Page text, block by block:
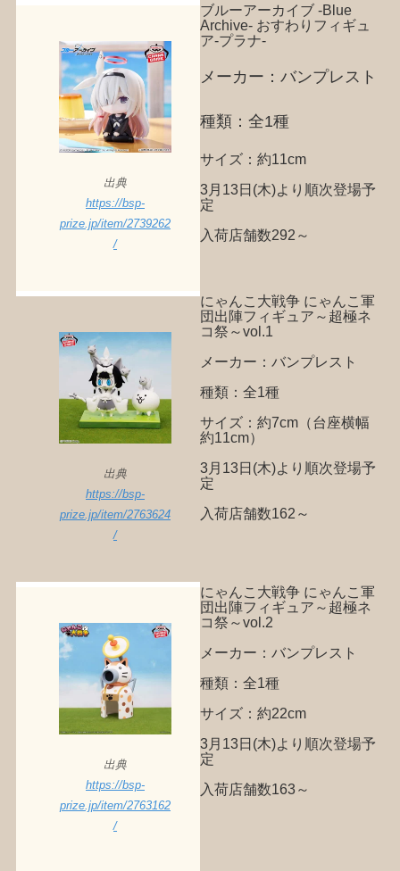
出典
https://bsp-
prize.jp/item/2739262
/
ブルーアーカイブ -Blue
Archive- おすわりフィギュ
ア-プラナ-
メーカー：バンプレスト
種類：全1種
サイズ：約11cm
3月13日(木)より順次登場予
定
入荷店舗数292～
出典
https://bsp-
prize.jp/item/2763624
/
にゃんこ大戦争 にゃんこ軍
団出陣フィギュア～超極ネ
コ祭～vol.1
メーカー：バンプレスト
種類：全1種
サイズ：約7cm（台座横幅
約11cm）
3月13日(木)より順次登場予
定
入荷店舗数162～
出典
https://bsp-
prize.jp/item/2763162
/
にゃんこ大戦争 にゃんこ軍
団出陣フィギュア～超極ネ
コ祭～vol.2
メーカー：バンプレスト
種類：全1種
サイズ：約22cm
3月13日(木)より順次登場予
定
入荷店舗数163～